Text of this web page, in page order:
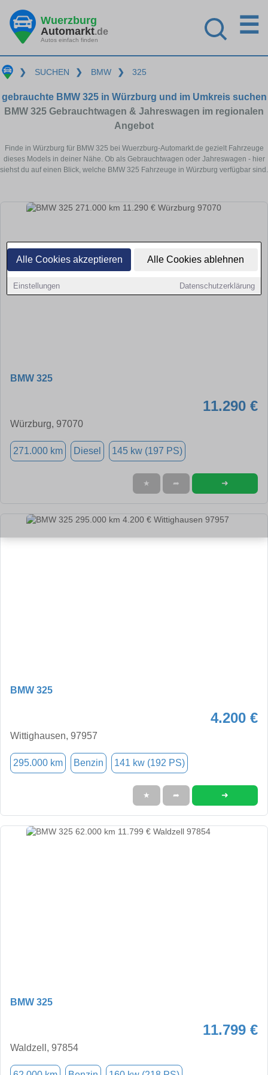
Alle Cookies akzeptieren Alle Cookies ablehnen
Einstellungen Datenschutzerklärung
Wuerzburg
Automarkt.de
Autos einfach finden
☰
❯ SUCHEN ❯ BMW ❯ 325
gebrauchte BMW 325 in Würzburg und im Umkreis suchen
BMW 325 Gebrauchtwagen & Jahreswagen im regionalen
Angebot
Finde in Würzburg für BMW 325 bei Wuerzburg-Automarkt.de gezielt Fahrzeuge
dieses Models in deiner Nähe. Ob als Gebrauchtwagen oder Jahreswagen - hier
siehst du auf einen Blick, welche BMW 325 Fahrzeuge in Würzburg verfügbar sind.
BMW 325
11.290 €
Würzburg, 97070
271.000 km Diesel 145 kw (197 PS)
★ ➦ ➜
BMW 325
4.200 €
Wittighausen, 97957
295.000 km Benzin 141 kw (192 PS)
★ ➦ ➜
BMW 325
11.799 €
Waldzell, 97854